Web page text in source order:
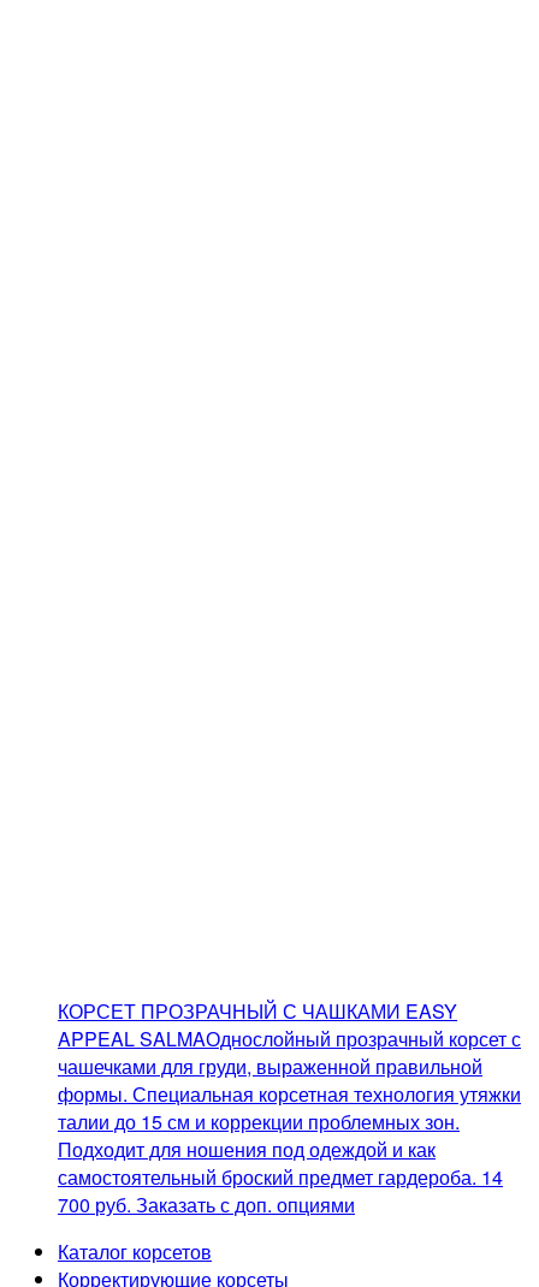
КОРСЕТ ПРОЗРАЧНЫЙ С ЧАШКАМИ EASY
APPEAL SALMAОднослойный прозрачный корсет с
чашечками для груди, выраженной правильной
формы. Специальная корсетная технология утяжки
талии до 15 см и коррекции проблемных зон.
Подходит для ношения под одеждой и как
самостоятельный броский предмет гардероба. 14
700 руб. Заказать с доп. опциями
Каталог корсетов
Корректирующие корсеты